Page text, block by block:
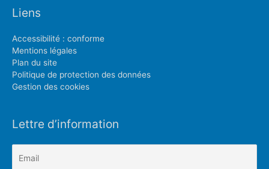
Liens
Accessibilité : conforme
Mentions légales
Plan du site
Politique de protection des données
Gestion des cookies
Lettre d’information